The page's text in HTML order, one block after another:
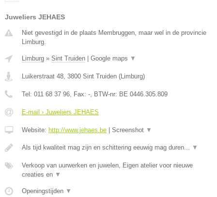
Juweliers JEHAES
Niet gevestigd in de plaats Membruggen, maar wel in de provincie
Limburg.
Limburg » Sint Truiden Google maps ▼
Luikerstraat 48, 3800 Sint Truiden (Limburg)
Tel: 011 68 37 96, Fax: -, BTW-nr: BE 0446.305.809
E-mail › Juweliers JEHAES
Website: http://www.jehaes.be Screenshot ▼
Als tijd kwaliteit mag zijn en schittering eeuwig mag duren... ▼
Verkoop van uurwerken en juwelen, Eigen atelier voor nieuwe
creaties en ▼
Openingstijden ▼